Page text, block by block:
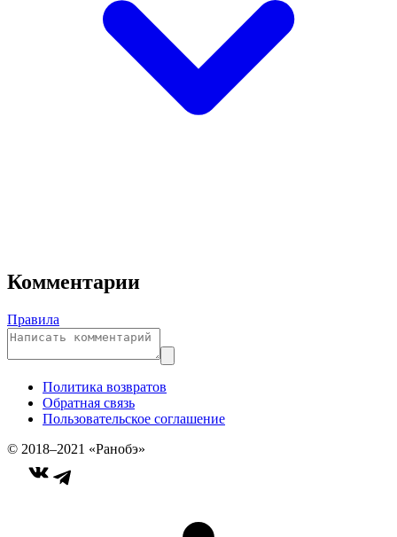
Комментарии
Правила
Политика возвратов
Обратная связь
Пользовательское соглашение
© 2018–2021 «Ранобэ»